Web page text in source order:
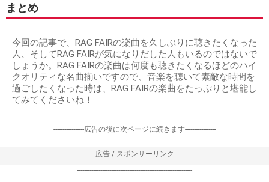
まとめ
今回の記事で、RAG FAIRの楽曲を久しぶりに聴きたくなった
人、そしてRAG FAIRが気になりだした人もいるのではないで
しょうか。RAG FAIRの楽曲は何度も聴きたくなるほどのハイ
クオリティな名曲揃いですので、音楽を聴いて素敵な時間を
過ごしたくなった時は、RAG FAIRの楽曲をたっぷりと堪能し
てみてくださいね！
-----------------広告の後に次ページに続きます-----------------
広告 / スポンサーリンク
----------------------------------------------------------------